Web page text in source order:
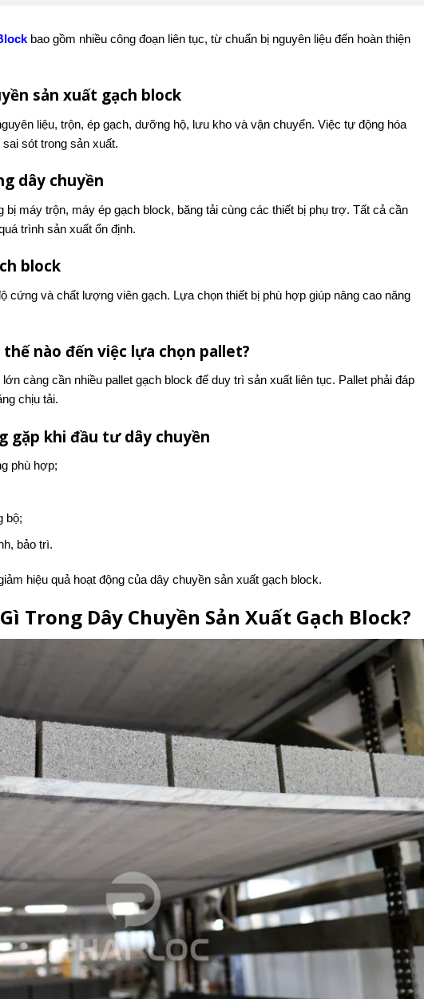
bao gồm nhiều công đoạn liên tục, từ chuẩn bị nguyên liệu đến hoàn thiện
sản xuất gạch block
liệu, trộn, ép gạch, dưỡng hộ, lưu kho và vận chuyển. Việc tự động hóa
sót trong sản xuất.
dây chuyền
máy trộn, máy ép gạch block, băng tải cùng các thiết bị phụ trợ. Tất cả cần
trình sản xuất ổn định.
block
cứng và chất lượng viên gạch. Lựa chọn thiết bị phù hợp giúp nâng cao năng
nào đến việc lựa chọn pallet?
càng cần nhiều pallet gạch block để duy trì sản xuất liên tục. Pallet phải đáp
chịu tải.
gặp khi đầu tư dây chuyền
phù hợp;
bộ;
bảo trì.
hiệu quả hoạt động của dây chuyền sản xuất gạch block.
Trong Dây Chuyền Sản Xuất Gạch Block?